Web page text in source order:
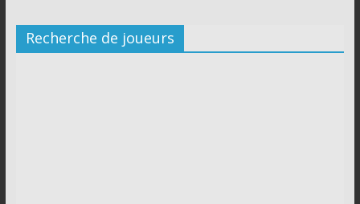
Recherche de joueurs